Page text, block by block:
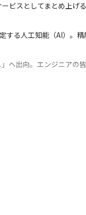
ビスとしてまとめ上げ
する人工知能（AI）。
へ出向。エンジニアの